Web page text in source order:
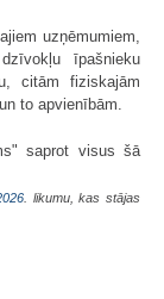
uzņēmumiem,
īpašnieku
citām fiziskajām
to apvienībām.
saprot visus šā
. likumu, kas stājas